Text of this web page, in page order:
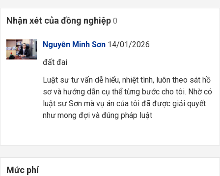
Nhận xét của đồng nghiệp 0
Nguyễn Minh Sơn 14/01/2026
đất đai
Luật sư tư vấn dễ hiểu, nhiệt tình, luôn theo sát hồ
sơ và hướng dẫn cụ thể từng bước cho tôi. Nhờ có
luật sư Sơn mà vụ án của tôi đã được giải quyết
như mong đợi và đúng pháp luật
Mức phí